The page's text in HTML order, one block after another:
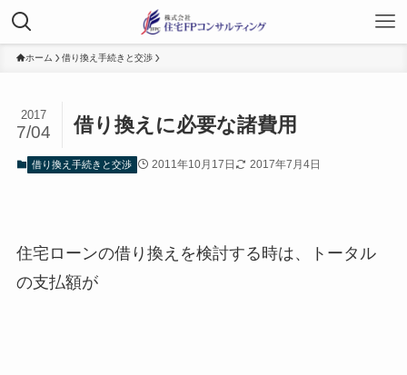
ホーム 借り換え手続きと交渉
借り換えに必要な諸費用
2017
7/04
借り換え手続きと交渉 2011年10月17日 2017年7月4日
住宅ローンの借り換えを検討する時は、トータル
の支払額が